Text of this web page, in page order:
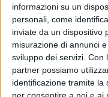
informazioni su un
personali, come
inviate da un dispositivo
misurazione di annunci
sviluppo dei servizi. Con
partner possiamo
identificazione tramite la
Sangiovanni
posso fingere
Con un lungo e
motivazioni che lo
progetto dopo il
credo nella musica